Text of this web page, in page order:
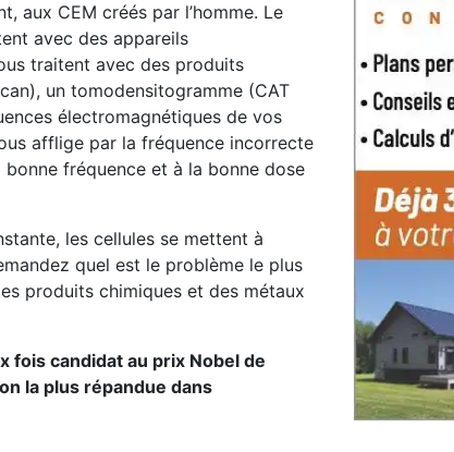
aux CEM créés par l’homme. Le
avec des appareils
traitent avec des produits
un tomodensitogramme (CAT
électromagnétiques de vos
afflige par la fréquence incorrecte
fréquence et à la bonne dose
les cellules se mettent à
quel est le problème le plus
produits chimiques et des métaux
fois candidat au prix Nobel de
la plus répandue dans